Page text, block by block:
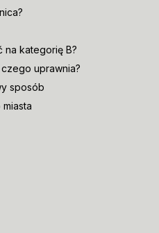
na kategorię B?
uprawnia?
sposób